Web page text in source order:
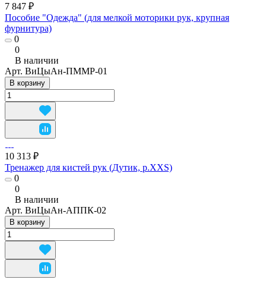
7 847 ₽
Пособие "Одежда" (для мелкой моторики рук, крупная
фурнитура)
0
0
В наличии
Арт. ВиЦыАн-ПММР-01
В корзину
10 313 ₽
Тренажер для кистей рук (Дутик, р.XXS)
0
0
В наличии
Арт. ВиЦыАн-АППК-02
В корзину